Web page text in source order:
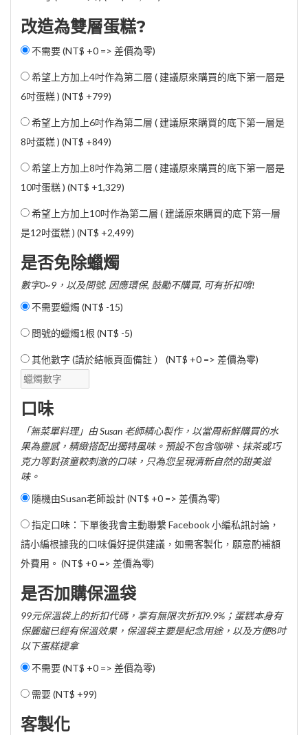
改造為雙層蛋糕?
不需要 (NT$ +0 => 差價為零)
希望上方加上4吋作為第二層 ( 建議原來購買的底下第一層是
6吋蛋糕 ) (NT$ +799)
希望上方加上6吋作為第二層 ( 建議原來購買的底下第一層是
8吋蛋糕 ) (NT$ +849)
希望上方加上8吋作為第二層 ( 建議原來購買的底下第一層是
10吋蛋糕 ) (NT$ +1,329)
希望上方加上10吋作為第二層 ( 建議原來購買的底下第一層
是12吋蛋糕 ) (NT$ +2,499)
是否免除蠟燭
數字0~9，以及問號. 因應環保, 鼓勵不購買, 可有折扣唷!
不需要蠟燭 (NT$ -15)
問號的蠟燭1根 (NT$ -5)
其他數字 (請於結帳頁面備註 ） (NT$ +0 => 差價為零)
口味
「無菜單料理」由 Susan 老師精心製作，以當周新鮮購買的水
果為靈感，精緻搭配出獨特風味。預設不包含咖啡、抹茶或巧
克力等對孩童較刺激的口味，只為您呈現清新自然的甜美滋
味。
隨機由Susan老師設計 (NT$ +0 => 差價為零)
指定口味：下單後我會主動聯繫 Facebook 小編私訊討論，
請小編根據我的口味偏好提供建議，如需客製化，願意酌補額
外費用。 (NT$ +0 => 差價為零)
是否加購保溫袋
99元保溫袋上的折扣代碼，享有無限次折扣9.9%；蛋糕本身有
保麗龍已經有保溫效果，保溫袋主要是紀念用途，以及方便8吋
以下蛋糕提拿
不需要 (NT$ +0 => 差價為零)
需要 (NT$ +99)
客製化